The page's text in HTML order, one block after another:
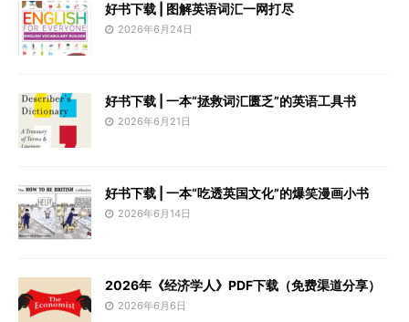
好书下载 | 图解英语词汇一网打尽
2026年6月24日
好书下载 | 一本“拯救词汇匮乏”的英语工具书
2026年6月21日
好书下载 | 一本“吃透英国文化”的爆笑漫画小书
2026年6月14日
2026年《经济学人》PDF下载（免费渠道分享）
2026年6月6日